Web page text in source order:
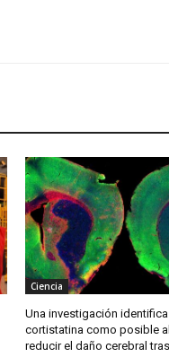
Ciencia
Una investigación identifica
cortistatina como posible
reducir el daño cerebral